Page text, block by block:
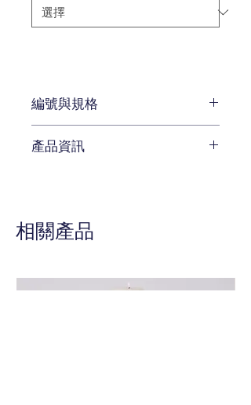
編號與規格
編號 B599-1509
產品資訊
相關產品